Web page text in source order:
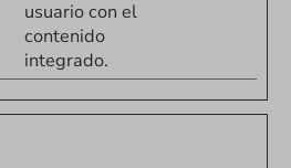
usuario con el
contenido
integrado.